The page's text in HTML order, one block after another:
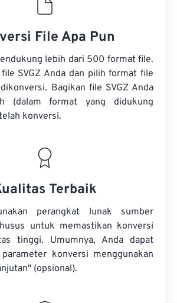
File Apa Pun
lebih dari 500 format file.
SVGZ Anda dan pilih format file
Bagikan file SVGZ Anda
(dalam format yang didukung
konversi.
Terbaik
perangkat lunak sumber
untuk memastikan konversi
tinggi. Umumnya, Anda dapat
konversi menggunakan
(opsional).